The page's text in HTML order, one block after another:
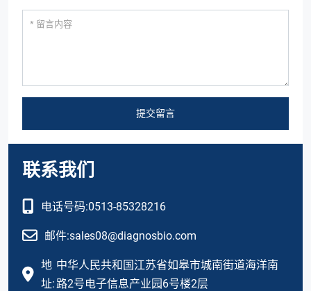
提交留言
联系我们
电话号码:0513-85328216
邮件:sales08@diagnosbio.com
地
址:
中华人民共和国江苏省如皋市城南街道海洋南
路2号电子信息产业园6号楼2层